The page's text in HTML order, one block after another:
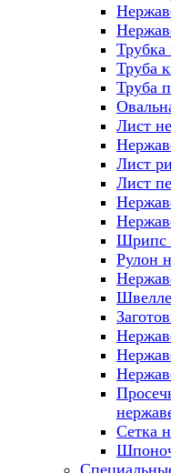
Труба
Труба
Лист
Лист
Лист
Шрипс
Рулон
Сетка